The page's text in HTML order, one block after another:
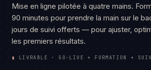
Mise en ligne pilotée à quatre mains.
90 minutes pour prendre la main sur le
jours de suivi offerts — pour ajuster,
les premiers résultats.
▮ LIVRABLE · GO-LIVE + FORMATION +